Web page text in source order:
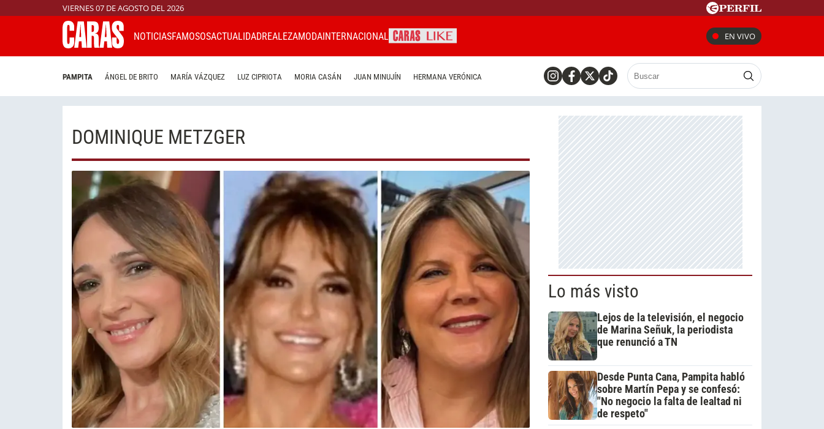
VIERNES 07 DE AGOSTO DEL 2026
NOTICIASFAMOSOSACTUALIDADREALEZAMODAINTERNACIONAL EN VIVO
PAMPITA ÁNGEL DE BRITO MARÍA VÁZQUEZ LUZ CIPRIOTA MORIA CASÁN JUAN MINUJÍN HERMANA VERÓNICA
DOMINIQUE METZGER
Lo más visto
Lejos de la televisión, el negocio
de Marina Señuk, la periodista
que renunció a TN
Desde Punta Cana, Pampita habló
sobre Martín Pepa y se confesó:
"No negocio la falta de lealtad ni
de respeto"